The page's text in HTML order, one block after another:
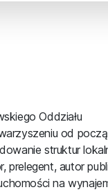
Oddziału
od
struktur
prelegent, autor
na